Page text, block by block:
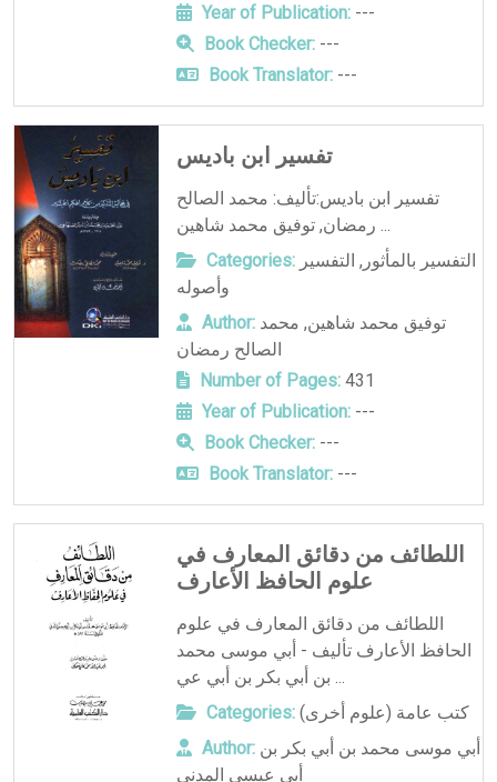
Year of Publication:---
Book Checker:---
Book Translator:---
تفسير ابن باديس
تفسير ابن باديس:تأليف: محمد الصالح
رمضان, توفيق محمد شاهين ...
Categories:
التفسير بالمأثور , التفسير
وأصوله
Author:
توفيق محمد شاهين, محمد
الصالح رمضان
Number of Pages:431
Year of Publication:---
Book Checker:---
Book Translator:---
اللطائف من دقائق المعارف في
علوم الحافظ الأعارف
اللطائف من دقائق المعارف في علوم
الحافظ الأعارف تأليف - أبي موسى محمد
بن أبي بكر بن أبي عي ...
Categories: كتب عامة (علوم أخرى)
Author: أبي موسى محمد بن أبي بكر بن
أبي عيسى المدني